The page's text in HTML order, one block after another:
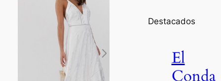
Destacados
El
Conda